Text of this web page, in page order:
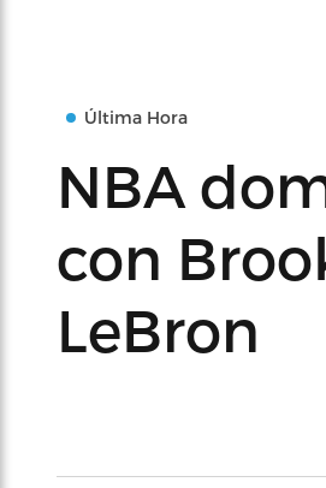
Última Hora
NBA
con
LeBron